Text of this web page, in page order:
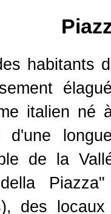
habitants
italien né
d'une
de la
des